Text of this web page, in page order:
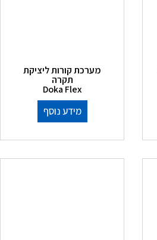
מערכת קורות ליציקת
תקרה
Doka Flex
מידע נוסף